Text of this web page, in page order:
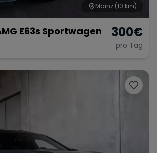
Rolls Royce Aston Martin
Mainz (10 km)
E63s Sportwagen 300€
pro Tag